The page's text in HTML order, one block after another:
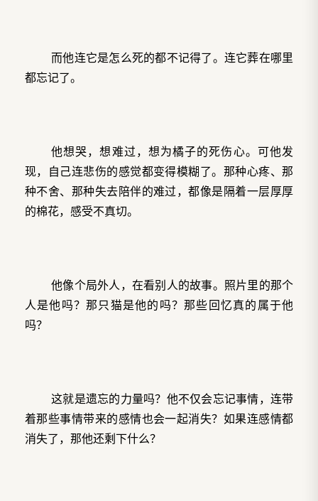
而他连它是怎么死的都不记得了。连它葬在哪里
都忘记了。
他想哭，想难过，想为橘子的死伤心。可他发
现，自己连悲伤的感觉都变得模糊了。那种心疼、那
种不舍、那种失去陪伴的难过，都像是隔着一层厚厚
的棉花，感受不真切。
他像个局外人，在看别人的故事。照片里的那个
人是他吗？那只猫是他的吗？那些回忆真的属于他
吗？
这就是遗忘的力量吗？他不仅会忘记事情，连带
着那些事情带来的感情也会一起消失？如果连感情都
消失了，那他还剩下什么？